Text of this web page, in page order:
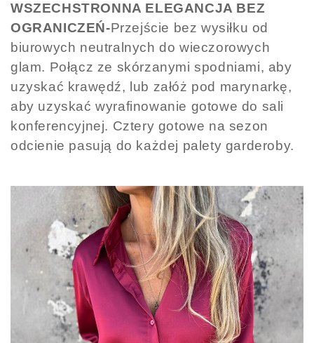
WSZECHSTRONNA ELEGANCJA BEZ
OGRANICZEŃ-Przejście bez wysiłku od
biurowych neutralnych do wieczorowych
glam. Połącz ze skórzanymi spodniami, aby
uzyskać krawędź, lub załóż pod marynarkę,
aby uzyskać wyrafinowanie gotowe do sali
konferencyjnej. Cztery gotowe na sezon
odcienie pasują do każdej palety garderoby.